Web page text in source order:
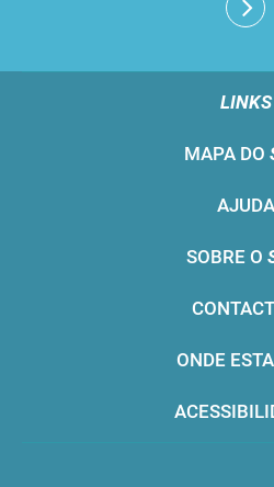
LINKS
MAPA DO
AJUDA
SOBRE O
ONDE